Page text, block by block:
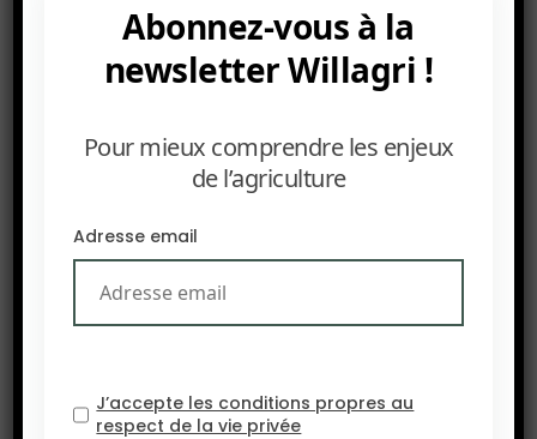
La récolte de canola australienne devrait
également être abondante. Le pays a connu une
hausse de 200 milliers de plus que les prévisions
précédente.
Abonnez-vous à la
newsletter Willagri !
Pour mieux comprendre les enjeux
de l’agriculture
Adresse email
J’accepte les conditions propres au
respect de la vie privée